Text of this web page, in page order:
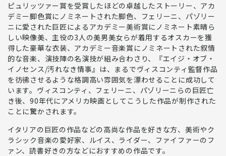
ピュリッツァー賞を受賞したほどの卓越したストーリー、アカ
デミー脚色賞にノミネートされた脚色、フェリーニ、パゾリー
ニに愛された巨匠によるアカデミー美術賞にノミネート素晴ら
しい映像美、主役の3人の美男美女らが着用するオスカーを獲
得した豪華な衣装、アカデミー音楽賞にノミネートされた叙情
的な音楽、演技陣の名演技が組み合わさり、『エイジ・オブ・
イノセンス/汚れなき情事』は、まるでヴィスコンティ監督作品
を彷彿させるような格調高い雰囲気を漂わせることに成功して
います。ヴィスコンティ、フェリーニ、パゾリーニらの巨匠亡
き後、90年代にアメリカ映画としてこうした作品が制作された
ことに驚かされます。
イタリアの巨匠の作品などの高尚な作品を好きな方、美術やク
ラシック音楽の愛好家、ルイス、ライダー、ファイファーのフ
ァン、読書好きの方などにおすすめの作品です。